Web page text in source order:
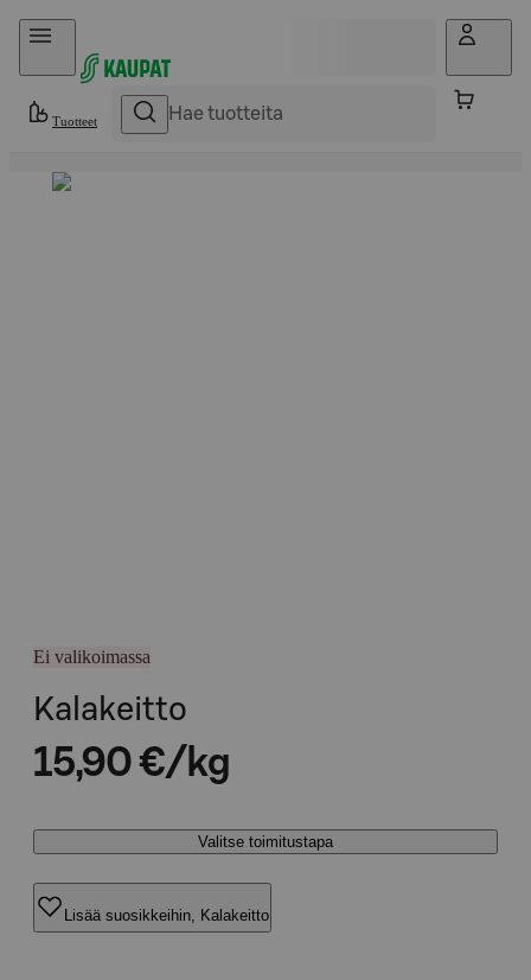
Hyppää sisältöön
Tuotteet
Ei valikoimassa
Kalakeitto
15,90 €/kg
Valitse toimitustapa
Lisää suosikkeihin, Kalakeitto